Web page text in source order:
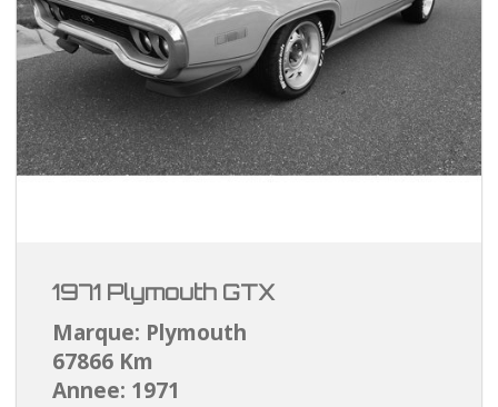
1971 Plymouth GTX
Marque: Plymouth
67866 Km
Annee: 1971